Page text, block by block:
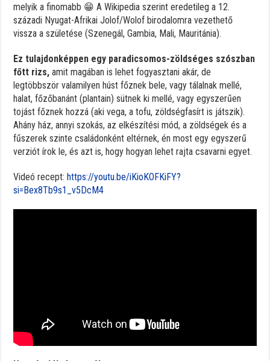
melyik a finomabb 😁 A Wikipedia szerint eredetileg a 12.
századi Nyugat-Afrikai Jolof/Wolof birodalomra vezethető
vissza a születése (Szenegál, Gambia, Mali, Mauritánia).
Ez tulajdonképpen egy paradicsomos-zöldséges szószban
főtt rizs, amit magában is lehet fogyasztani akár, de
legtöbbször valamilyen húst főznek bele, vagy tálalnak mellé,
halat, főzőbanánt (plantain) sütnek ki mellé, vagy egyszerűen
tojást főznek hozzá (aki vega, a tofu, zöldségfasírt is játszik).
Ahány ház, annyi szokás, az elkészítési mód, a zöldségek és a
fűszerek szinte családonként eltérnek, én most egy egyszerű
verziót írok le, és azt is, hogy hogyan lehet rajta csavarni egyet.
Videó recept:https://youtu.be/iKioKOFKiFY?
si=Bex8Tb9s1_v5DcM4